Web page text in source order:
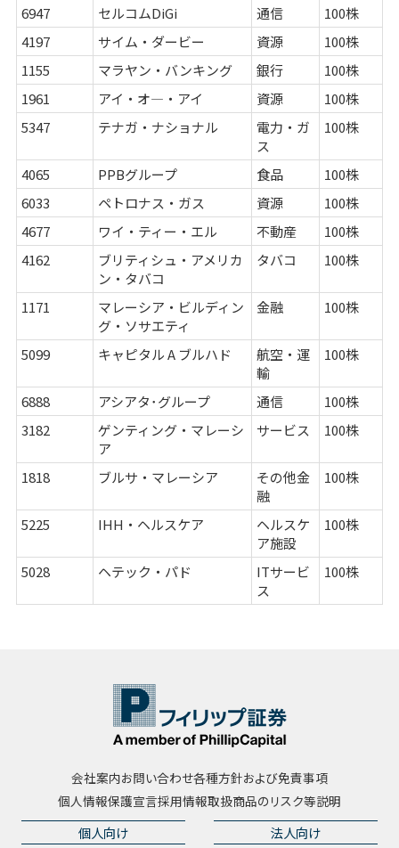
6947
セルコムDiGi 通信
100株
4197
サイム・ダービー 資源
100株
1155
マラヤン・バンキング 銀行
100株
1961
アイ・オ―・アイ 資源
100株
5347
テナガ・ナショナル
電力・ガ
ス
100株
4065 PPBグループ 食品
100株
6033
ペトロナス・ガス 資源
100株
4677
ワイ・ティー・エル 不動産
100株
4162
ブリティシュ・アメリカ
ン・タバコ
タバコ 100株
1171
マレーシア・ビルディン
グ・ソサエティ
金融 100株
5099 キャピタル A ブルハド
航空・運
輸
100株
6888 アシアタ･グループ 通信
100株
3182
ゲンティング・マレーシ
ア
サービス 100株
1818 ブルサ・マレーシア
その他金
融
100株
5225 IHH・ヘルスケア
ヘルスケ
ア施設
100株
5028 ヘテック・パド
ITサービ
ス
100株
会社案内お問い合わせ各種方針および免責事項
個人情報保護宣言採用情報取扱商品のリスク等説明
個人向け 法人向け